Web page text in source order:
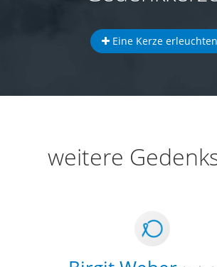
Eine Kerze erleuchten
weitere